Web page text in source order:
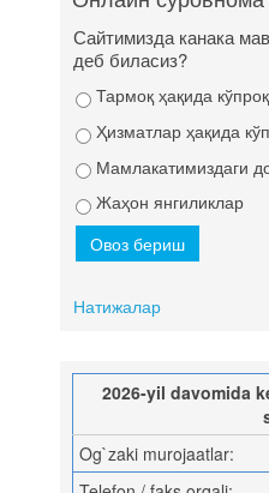
Сайтимизда канака
деб биласиз?
Тармоқ ҳақида
Ҳизматлар ҳақида
Мамлакатимиздаги
Жаҳон янгиликлар
Натижалар
2026-yil davomida
Og`zaki murojaatlar: